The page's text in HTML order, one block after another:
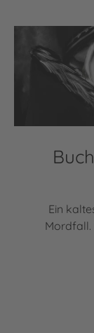
Video
Ein
Mordfall.